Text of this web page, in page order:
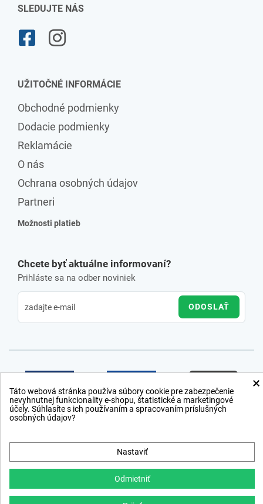
SLEDUJTE NÁS
UŽITOČNÉ INFORMÁCIE
Obchodné podmienky
Dodacie podmienky
Reklamácie
O nás
Ochrana osobných údajov
Partneri
Možnosti platieb
Chcete byť aktuálne informovaní?
Prihláste sa na odber noviniek
ODOSLAŤ
×
Táto webová stránka používa súbory cookie pre zabezpečenie
nevyhnutnej funkcionality e-shopu, štatistické a marketingové
účely. Súhlasíte s ich používaním a spracovaním príslušných
osobných údajov?
Nastaviť
Odmietniť